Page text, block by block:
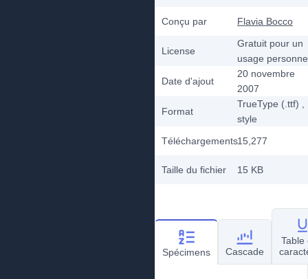
Conçu par Flavia Bocco
License
Gratuit pour un
usage
Date d'ajout
20 novembre
2007
Format
TrueType (.ttf)
style
Téléchargements15,277
Taille du fichier 15 KB
Spécimens Cascade
Table